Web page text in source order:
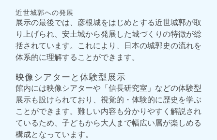
近世城郭への発展
展示の最後では、彦根城をはじめとする近世城郭が取
り上げられ、安土城から発展した城づくりの特徴が総
括されています。これにより、日本の城郭史の流れを
体系的に理解することができます。
映像シアターと体験型展示
館内には映像シアターや「信長研究室」などの体験型
展示も設けられており、視覚的・体験的に歴史を学ぶ
ことができます。難しい内容も分かりやすく解説され
ているため、子どもから大人まで幅広い層が楽しめる
構成となっています。